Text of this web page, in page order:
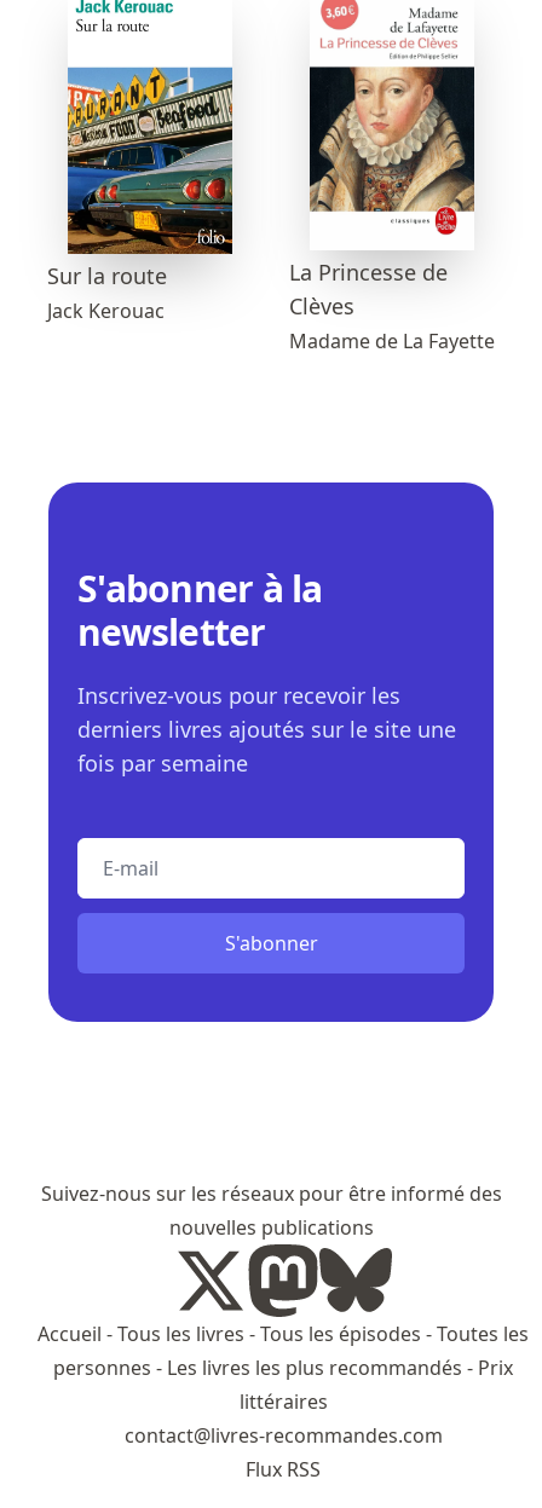
Sur la route
Jack Kerouac
La Princesse de
Clèves
Madame de La Fayette
S'abonner à la
newsletter
Inscrivez-vous pour recevoir les
derniers livres ajoutés sur le site une
fois par semaine
E-mail
S'abonner
Suivez-nous sur les réseaux pour être informé des
nouvelles publications
Accueil -Tous les livres -Tous les épisodes -Toutes les
personnes - Les livres les plus recommandés - Prix
littéraires
contact@livres-recommandes.com
Flux RSS